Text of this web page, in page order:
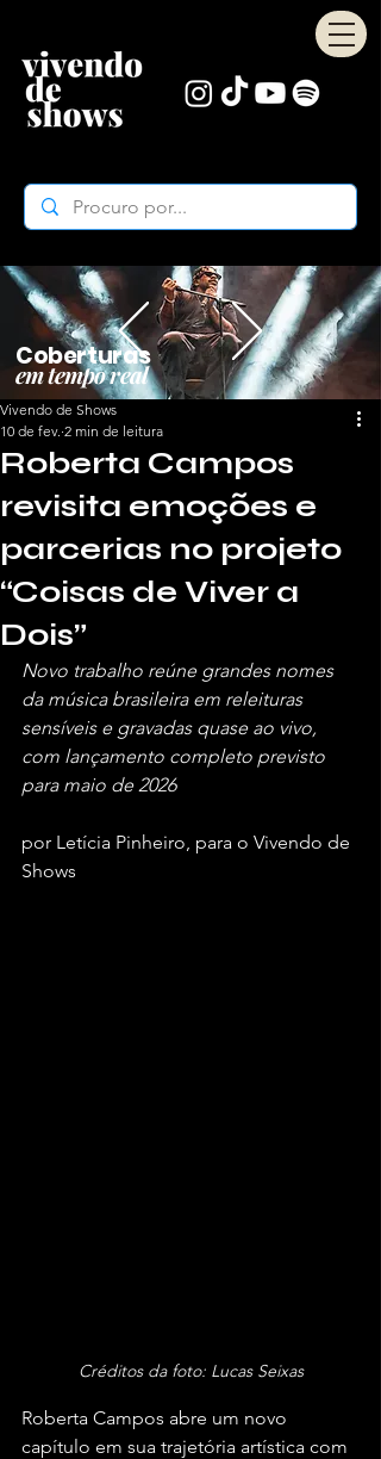
Coberturas
em tempo real
Roberta Campos
revisita emoções e
parcerias no projeto
“Coisas de Viver a
Dois”
Vivendo de Shows
10 de fev. 2 min de leitura
Novo trabalho reúne grandes nomes
da música brasileira em releituras
sensíveis e gravadas quase ao vivo,
com lançamento completo previsto
para maio de 2026
por Letícia Pinheiro, para o Vivendo de
Shows
Créditos da foto: Lucas Seixas
Roberta Campos abre um novo
capítulo em sua trajetória artística com